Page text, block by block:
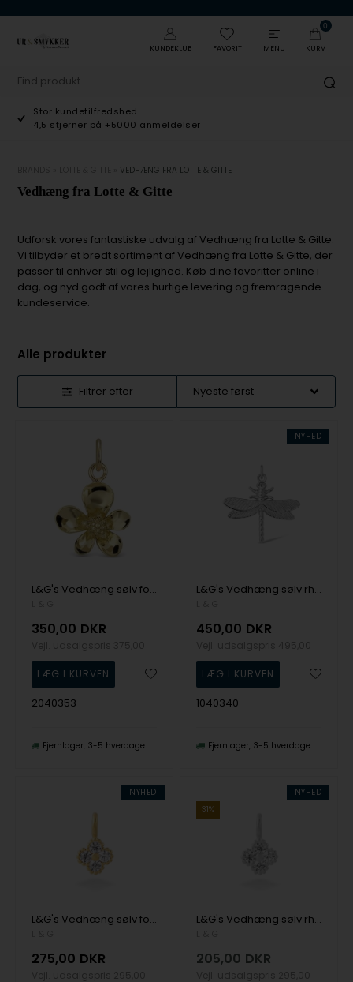
KUNDEKLUB FAVORIT MENU
0
KURV
Stor kundetilfredshed
4,5 stjerner på +5000 anmeldelser
VEDHÆNG FRA LOTTE & GITTE
Vedhæng fra Lotte & Gitte
Udforsk vores fantastiske udvalg af Vedhæng fra Lotte & Gitte.
Vi tilbyder et bredt sortiment af Vedhæng fra Lotte & Gitte, der
passer til enhver stil og lejlighed. Køb dine favoritter online i
dag, og nyd godt af vores hurtige levering og fremragende
kundeservice.
Alle produkter
Filtrer efter
L&G's Vedhæng sølv forgyldt vild med blomst med kæde
350,00 DKR
2040353
Fjernlager 3-5 hverdage
NYHED
L&G's Vedhæng sølv rhodineret guldsmed med kæde
450,00 DKR
1040340
Fjernlager 3-5 hverdage
NYHED
L&G's Vedhæng sølv forgyldt blomst zirkonia med sølvforgyldt kæde
275,00 DKR
NYHED
31%
L&G's Vedhæng sølv rhodineret blomst zirkonia med kæde
205,00 DKR